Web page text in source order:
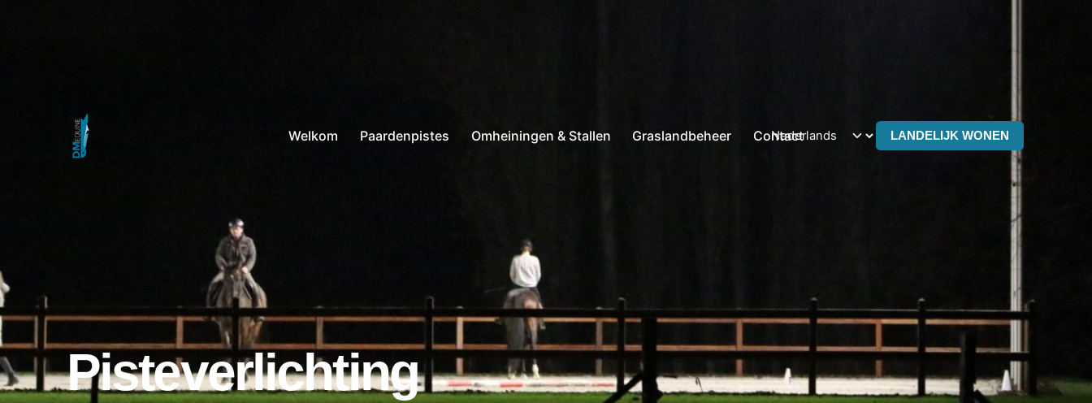
Welkom Paardenpistes Omheiningen & Stallen Graslandbeheer Contact LANDELIJK WONEN
Pisteverlichting